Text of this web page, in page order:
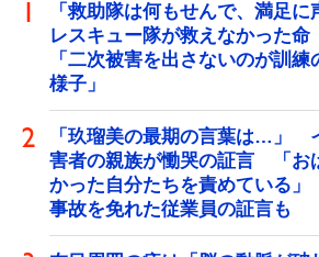
「救助隊は何もせんで、満足に
レスキュー隊が救えなかった
「二次被害を出さないのが訓
様子」
「玖瑠美の最期の言葉は…」
害者の親族が慟哭の証言 「お
かった自分たちを責めている
事故を免れた従業員の証言も